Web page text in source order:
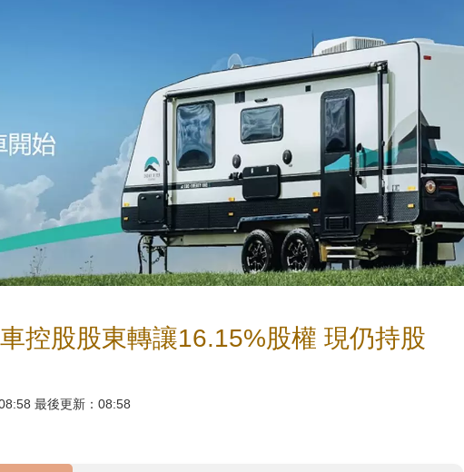
控股股東轉讓16.15%股權 現仍持股
最後更新：08:58